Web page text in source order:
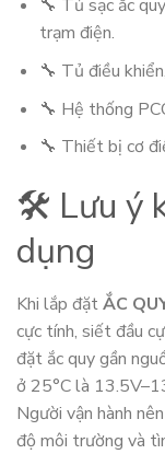
🔧 Tủ sạc ắc
trạm điện.
🔧 Tủ điều
🔧 Hệ thống
🔧 Thiết bị cơ
🛠️ Lưu ý
dụng
Khi lắp đặtẮC
cực tính, siết đầu
đặt ắc quy gần
ở 25°C là
Người vận hành
độ môi trường và